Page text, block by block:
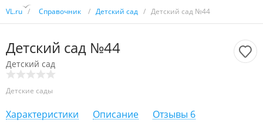
VL.ru / Справочник / Детский сад / Детский сад №44
Детский сад №44
Детский сад
Детские сады
Характеристики Описание Отзывы 6